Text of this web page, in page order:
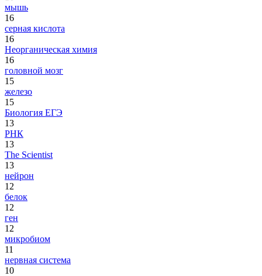
мышь
16
серная кислота
16
Неорганическая химия
16
головной мозг
15
железо
15
Биология ЕГЭ
13
РНК
13
The Scientist
13
нейрон
12
белок
12
ген
12
микробиом
11
нервная система
10